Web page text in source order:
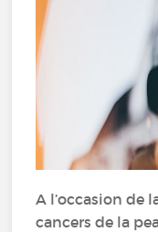
A l’occasion de
cancers de la